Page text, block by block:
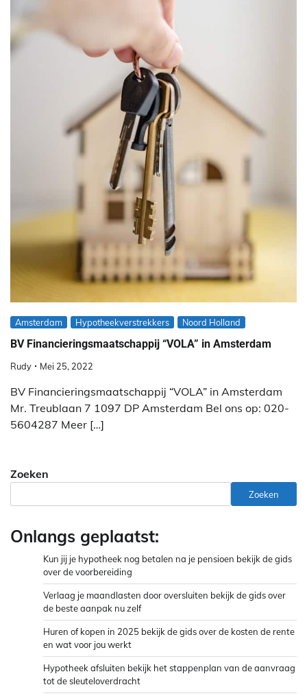
Amsterdam Hypotheekverstrekkers Noord Holland
BV Financieringsmaatschappij “VOLA” in Amsterdam
Rudy Mei 25, 2022
BV Financieringsmaatschappij “VOLA” in Amsterdam
Mr. Treublaan 7 1097 DP Amsterdam Bel ons op: 020-
5604287 Meer […]
Zoeken
Zoeken
Onlangs geplaatst:
Kun jij je hypotheek nog betalen na je pensioen bekijk de gids
over de voorbereiding
Verlaag je maandlasten door oversluiten bekijk de gids over
de beste aanpak nu zelf
Huren of kopen in 2025 bekijk de gids over de kosten de rente
en wat voor jou werkt
Hypotheek afsluiten bekijk het stappenplan van de aanvraag
tot de sleuteloverdracht